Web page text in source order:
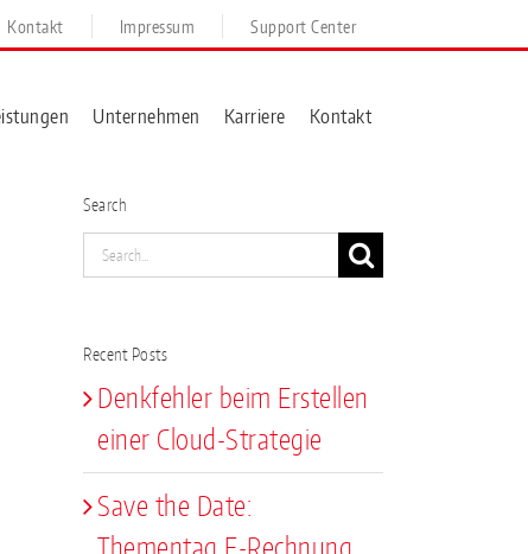
Kontakt Impressum Support Center
Unternehmen Karriere Kontakt
Search
Search
for:
Recent Posts
Denkfehler beim Erstellen
einer Cloud-Strategie
Save the Date:
Thementag E-Rechnung